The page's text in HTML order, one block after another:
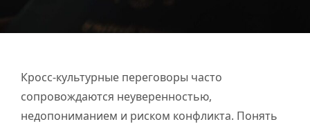
Кросс-культурные переговоры часто
сопровождаются неуверенностью,
недопониманием и риском конфликта. Понять